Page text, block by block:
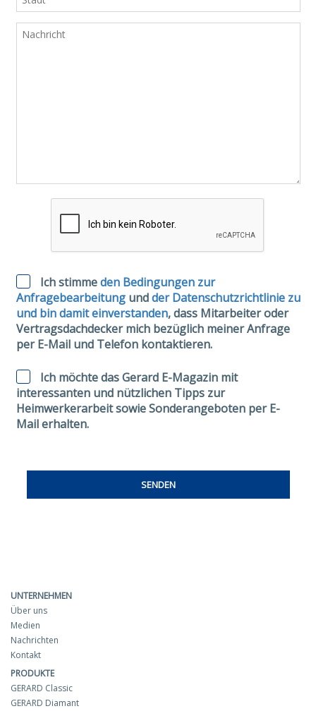
Ich stimme den Bedingungen zur
Anfragebearbeitung undder Datenschutzrichtlinie zu
und bin damit einverstanden, dass Mitarbeiter oder
Vertragsdachdecker mich bezüglich meiner Anfrage
per E-Mail und Telefon kontaktieren.
Ich möchte das Gerard E-Magazin mit
interessanten und nützlichen Tipps zur
Heimwerkerarbeit sowie Sonderangeboten per E-
Mail erhalten.
UNTERNEHMEN
Über uns
Medien
Nachrichten
Kontakt
PRODUKTE
GERARD Classic
GERARD Diamant